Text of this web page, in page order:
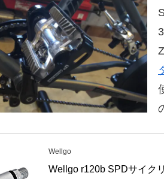
Wellgo
Wellgo r120b SPDサイク